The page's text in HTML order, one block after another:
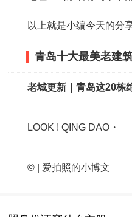
以上就是小编今天的分
青岛十大最美老建
老城更新｜青岛这20栋
LOOK ! QING DAO・
© | 爱拍照的小博文